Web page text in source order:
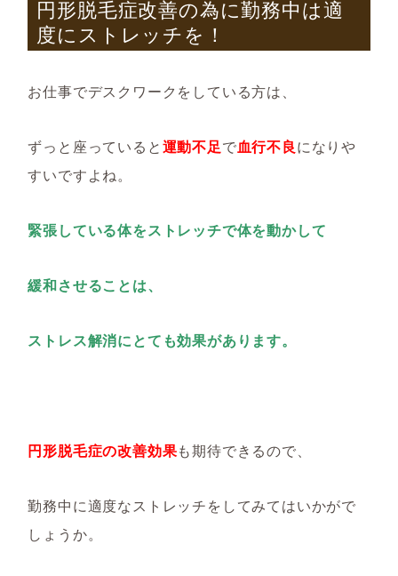
円形脱毛症改善の為に勤務中は適
度にストレッチを！
お仕事でデスクワークをしている方は、
ずっと座っていると運動不足で血行不良になりや
すいですよね。
緊張している体をストレッチで体を動かして
緩和させることは、
ストレス解消にとても効果があります。
円形脱毛症の改善効果も期待できるので、
勤務中に適度なストレッチをしてみてはいかがで
しょうか。